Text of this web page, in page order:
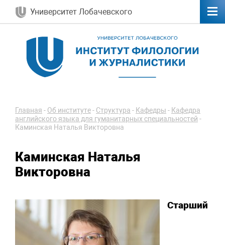
Университет Лобачевского
Главная - Об институте- Структура - Кафедры - Кафедра
английского языка для гуманитарных специальностей -
Каминская Наталья Викторовна
Каминская Наталья
Викторовна
Старший